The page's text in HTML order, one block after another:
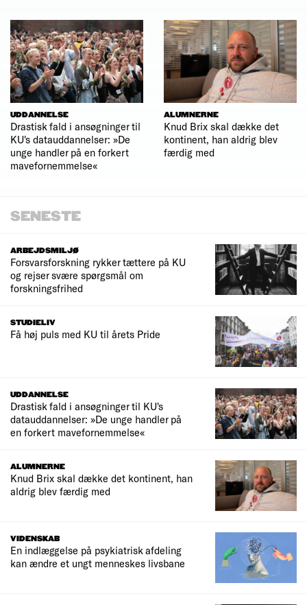
UDDANNELSE
Drastisk fald i ansøgninger til
KU's datauddannelser: »De
unge handler på en forkert
mavefornemmelse«
ALUMNERNE
Knud Brix skal dække det
kontinent, han aldrig blev
færdig med
SENESTE
ARBEJDSMILJØ
Forsvarsforskning rykker tættere på KU
og rejser svære spørgsmål om
forskningsfrihed
STUDIELIV
Få høj puls med KU til årets Pride
UDDANNELSE
Drastisk fald i ansøgninger til KU's
datauddannelser: »De unge handler på
en forkert mavefornemmelse«
ALUMNERNE
Knud Brix skal dække det kontinent, han
aldrig blev færdig med
VIDENSKAB
En indlæggelse på psykiatrisk afdeling
kan ændre et ungt menneskes livsbane